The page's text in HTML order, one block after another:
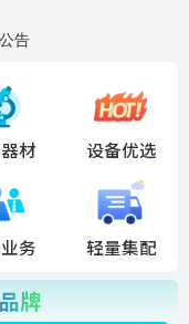
告
材 设备优选
务 轻量集配
牌